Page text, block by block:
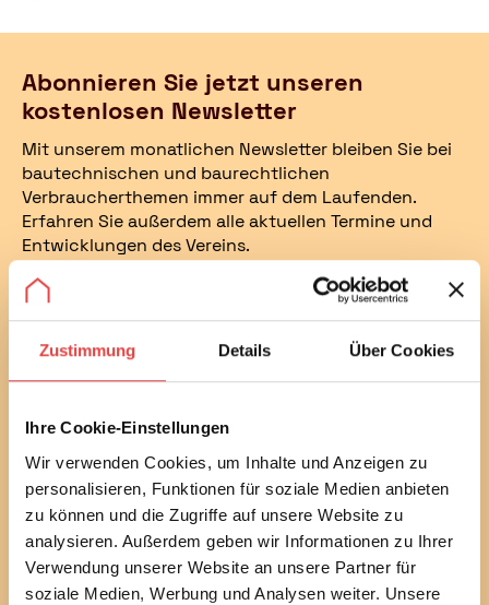
Zustimmung Details Über Cookies
Ihre Cookie-Einstellungen
Wir verwenden Cookies, um Inhalte und Anzeigen zu
personalisieren, Funktionen für soziale Medien anbieten
zu können und die Zugriffe auf unsere Website zu
analysieren. Außerdem geben wir Informationen zu Ihrer
Verwendung unserer Website an unsere Partner für
soziale Medien, Werbung und Analysen weiter. Unsere
Abonnieren Sie jetzt unseren
kostenlosen Newsletter
Mit unserem monatlichen Newsletter bleiben Sie bei
bautechnischen und baurechtlichen
Verbraucherthemen immer auf dem Laufenden.
Erfahren Sie außerdem alle aktuellen Termine und
Entwicklungen des Vereins.
Sie können diesen Service in jedem Newsletter wieder
abbestellen.
Ich habe die
Datenschutzbestimmungen gelesen
und stimme diesen zu.
E-Mail
Newsletter bestellen